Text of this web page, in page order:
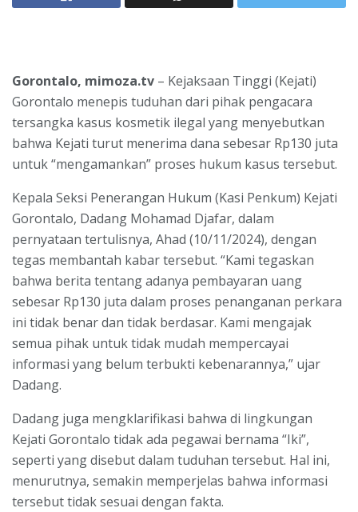
Gorontalo, mimoza.tv – Kejaksaan Tinggi (Kejati)
Gorontalo menepis tuduhan dari pihak pengacara
tersangka kasus kosmetik ilegal yang menyebutkan
bahwa Kejati turut menerima dana sebesar Rp130 juta
untuk “mengamankan” proses hukum kasus tersebut.
Kepala Seksi Penerangan Hukum (Kasi Penkum) Kejati
Gorontalo, Dadang Mohamad Djafar, dalam
pernyataan tertulisnya, Ahad (10/11/2024), dengan
tegas membantah kabar tersebut. “Kami tegaskan
bahwa berita tentang adanya pembayaran uang
sebesar Rp130 juta dalam proses penanganan perkara
ini tidak benar dan tidak berdasar. Kami mengajak
semua pihak untuk tidak mudah mempercayai
informasi yang belum terbukti kebenarannya,” ujar
Dadang.
Dadang juga mengklarifikasi bahwa di lingkungan
Kejati Gorontalo tidak ada pegawai bernama “Iki”,
seperti yang disebut dalam tuduhan tersebut. Hal ini,
menurutnya, semakin memperjelas bahwa informasi
tersebut tidak sesuai dengan fakta.